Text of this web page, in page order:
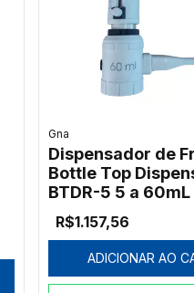
Gna
Dispensador de
Bottle Top
BTDR-5 5 a 60mL
R$1.157,56
ADICIONAR AO